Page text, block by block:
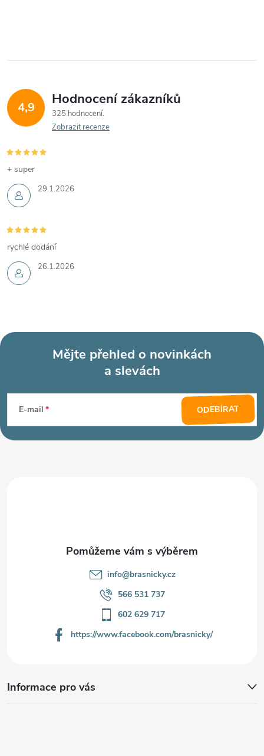
4,9 Hodnocení zákazníků
325 hodnocení
Zobrazit recenze
29.1.2026
+ super
26.1.2026
rychlé dodání
p
Mějte přehled o novinkách
a slevách
E-mail ODEBÍRAT
info@brasnicky.cz
566 531 737
602 629 717
https://www.facebook.com/brasnicky/
Informace pro vás